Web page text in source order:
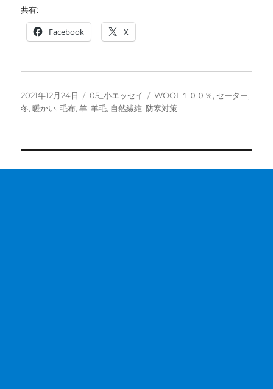
共有:
Facebook X
投
稿
2021年12月24日
カ
テ
05_小エッセイ
タ
グ
WOOL１００％, セーター,
冬,暖かい,毛布,羊,羊毛, 自然繊維,防寒対策